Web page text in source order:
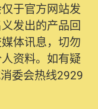
于官方网站发
发出的产品回
体讯息，切勿
资料。如有疑
委会热线2929